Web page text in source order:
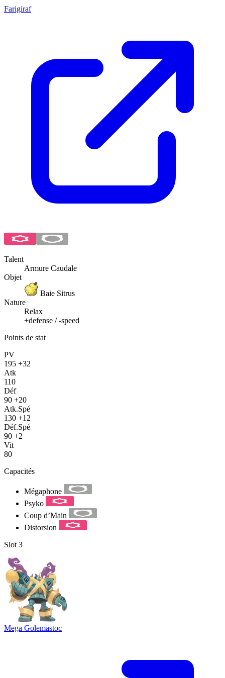
Farigiraf
Talent
Armure Caudale
Objet
Baie Sitrus
Nature
Relax
+defense / -speed
Points de stat
PV
195 +32
Atk
110
Déf
90 +20
Atk.Spé
130 +12
Déf.Spé
90 +2
Vit
80
Capacités
Mégaphone
Psyko
Coup d’Main
Distorsion
Slot 3
Mega Golemastoc